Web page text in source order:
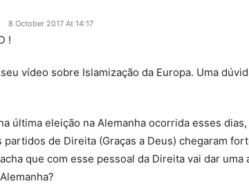
8 October 2017 At 14:17
!
vídeo sobre Islamização da Europa. Uma
última eleição na Alemanha ocorrida esses
partidos de Direita (Graças a Deus) chegaram
que com esse pessoal da Direita vai dar uma